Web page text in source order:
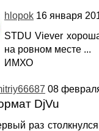
hlopok 16 января
STDU Viever
на ровном месте ...
ИМХО
08
DjVu
раз